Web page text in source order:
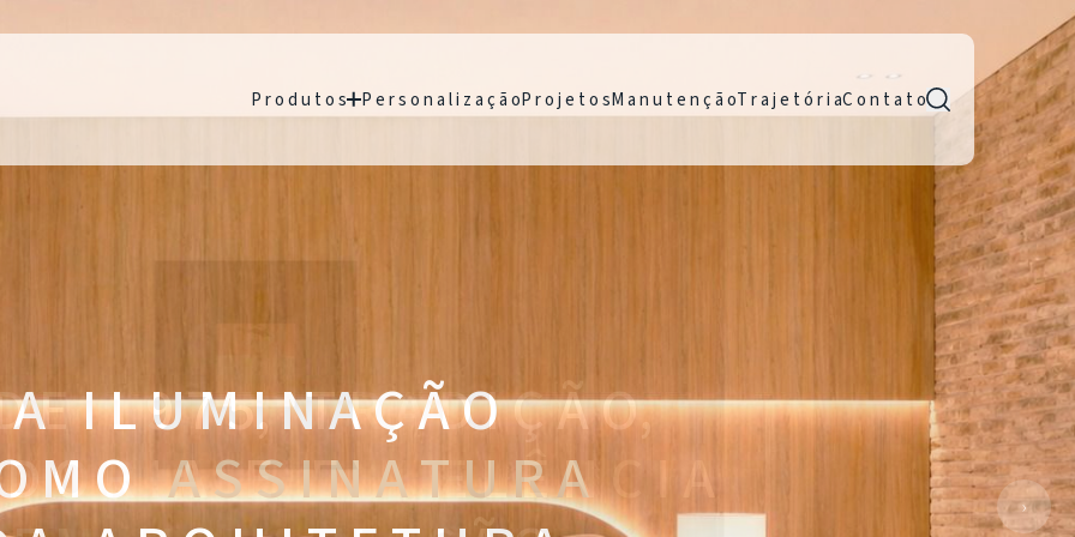
P r o d u t o s P e r s o n a l i z a ç ã oP r o j e t o sM a n u t e n ç ã oT r a j e t ó r i aC o n t a t o
A I L U M I N A Ç Ã O
M OA S S I N A T U R A
›